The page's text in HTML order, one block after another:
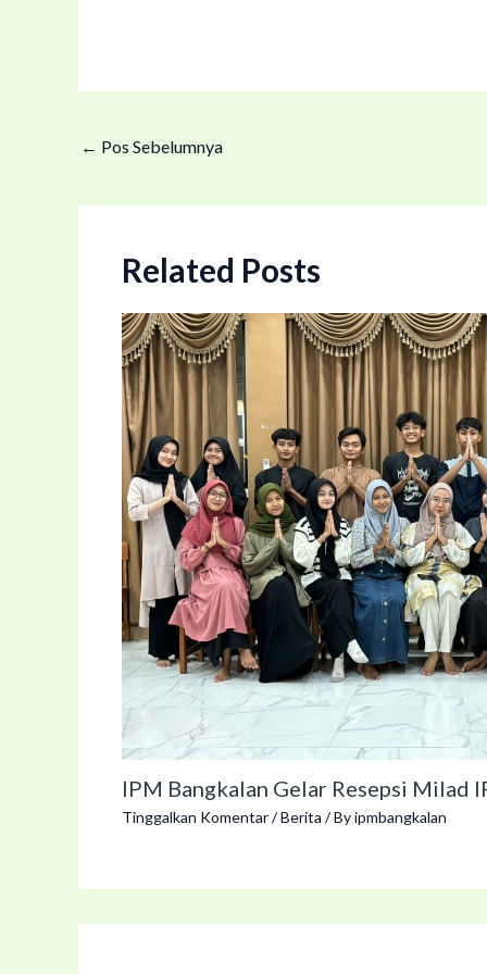
← Pos Sebelumnya
Related Posts
IPM Bangkalan Gelar Resepsi Milad
Tinggalkan Komentar/Berita / Byipmbangkalan